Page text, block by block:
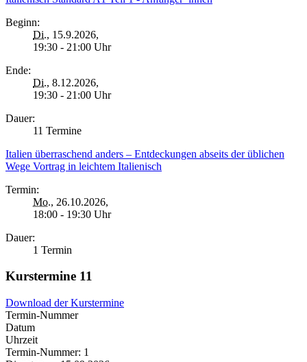
Beginn:
Di., 15.9.2026,
19:30 - 21:00 Uhr
Ende:
Di., 8.12.2026,
19:30 - 21:00 Uhr
Dauer:
11 Termine
Italien überraschend anders – Entdeckungen abseits der üblichen
Wege Vortrag in leichtem Italienisch
Termin:
Mo., 26.10.2026,
18:00 - 19:30 Uhr
Dauer:
1 Termin
Kurstermine 11
Download der Kurstermine
Termin-Nummer
Datum
Uhrzeit
Termin-Nummer: 1